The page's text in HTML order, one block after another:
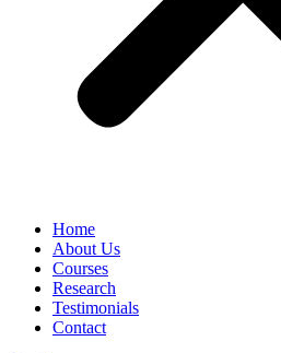
Home
About Us
Courses
Research
Testimonials
Contact